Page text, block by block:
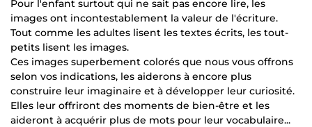
Pour l'enfant surtout qui ne sait pas encore lire, les
images ont incontestablement la valeur de l'écriture.
Tout comme les adultes lisent les textes écrits, les tout-
petits lisent les images.
Ces images superbement colorés que nous vous offrons
selon vos indications, les aiderons à encore plus
construire leur imaginaire et à développer leur curiosité.
Elles leur offriront des moments de bien-être et les
aideront à acquérir plus de mots pour leur vocabulaire...